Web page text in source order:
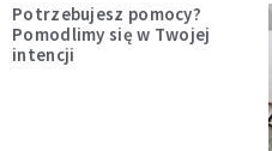
Potrzebujesz pomocy?
Pomodlimy się w Twojej
intencji